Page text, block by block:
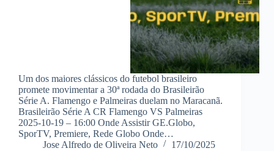
Um dos maiores clássicos do futebol brasileiro
promete movimentar a 30ª rodada do Brasileirão
Série A. Flamengo e Palmeiras duelam no Maracanã.
Brasileirão Série A CR Flamengo VS Palmeiras
2025-10-19 – 16:00 Onde Assistir GE.Globo,
SporTV, Premiere, Rede Globo Onde…
Jose Alfredo de Oliveira Neto
17/10/2025